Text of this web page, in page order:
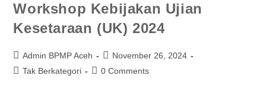
Workshop Kebijakan Ujian
Kesetaraan (UK) 2024
Admin BPMP Aceh
November 26, 2024
Tak Berkategori
0 Comments